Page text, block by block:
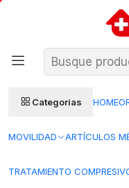
Categorías HOME
MOVILIDAD ARTÍCULOS
TRATAMIENTO
SANTIAGO: ENTREGA AL
REGIONES 48–72 HORAS
Insumos Medicos
Apósito No Adherente